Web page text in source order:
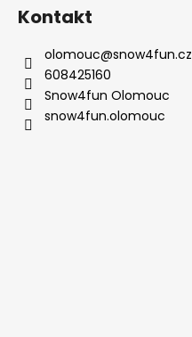
Kontakt
olomouc@snow4fun.cz
608425160
Snow4fun Olomouc
snow4fun.olomouc